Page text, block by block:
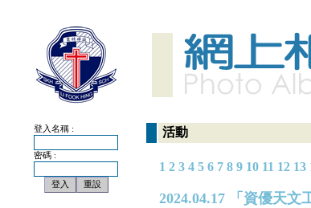
登入名稱 :
密碼 :
活動
1 2 3 4 5 6 7 8 9 10 11 12 13
2024.04.17 「資優天文